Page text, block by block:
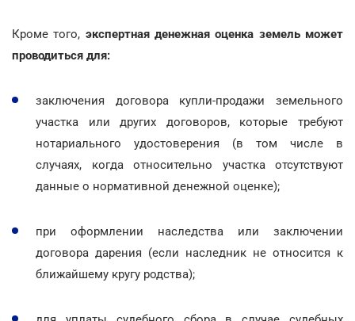
Кроме того, экспертная денежная оценка земель может
проводиться для:
заключения договора купли-продажи земельного
участка или других договоров, которые требуют
нотариального удостоверения (в том числе в
случаях, когда относительно участка отсутствуют
данные о нормативной денежной оценке);
при оформлении наследства или заключении
договора дарения (если наследник не относится к
ближайшему кругу родства);